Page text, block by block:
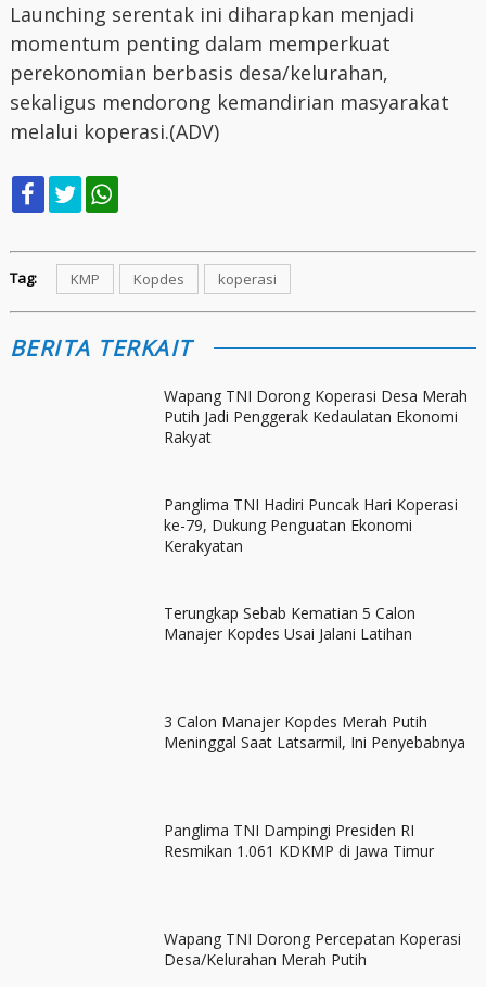
Launching serentak ini diharapkan menjadi
momentum penting dalam memperkuat
perekonomian berbasis desa/kelurahan,
sekaligus mendorong kemandirian masyarakat
melalui koperasi.(ADV)
Tag: KMP Kopdes koperasi
BERITA TERKAIT
Wapang TNI Dorong Koperasi Desa Merah
Putih Jadi Penggerak Kedaulatan Ekonomi
Rakyat
Panglima TNI Hadiri Puncak Hari Koperasi
ke-79, Dukung Penguatan Ekonomi
Kerakyatan
Terungkap Sebab Kematian 5 Calon
Manajer Kopdes Usai Jalani Latihan
3 Calon Manajer Kopdes Merah Putih
Meninggal Saat Latsarmil, Ini Penyebabnya
Panglima TNI Dampingi Presiden RI
Resmikan 1.061 KDKMP di Jawa Timur
Wapang TNI Dorong Percepatan Koperasi
Desa/Kelurahan Merah Putih